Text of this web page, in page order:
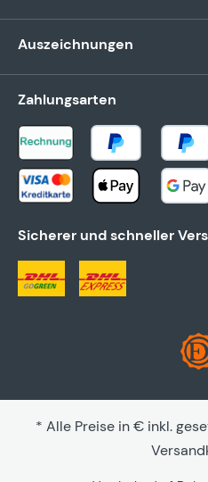
Auszeichnungen
Zahlungsarten
Sicherer und schneller
* Alle Preise in € inkl.